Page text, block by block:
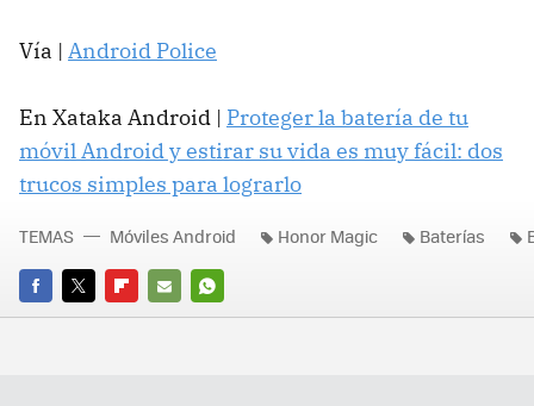
Vía | Android Police
En Xataka Android | Proteger la batería de tu
móvil Android y estirar su vida es muy fácil: dos
trucos simples para lograrlo
FACEBOOK
TWITTERFLIPBOARD
E-
WHATSAPP
TEMAS Móviles Android Honor Magic Baterías